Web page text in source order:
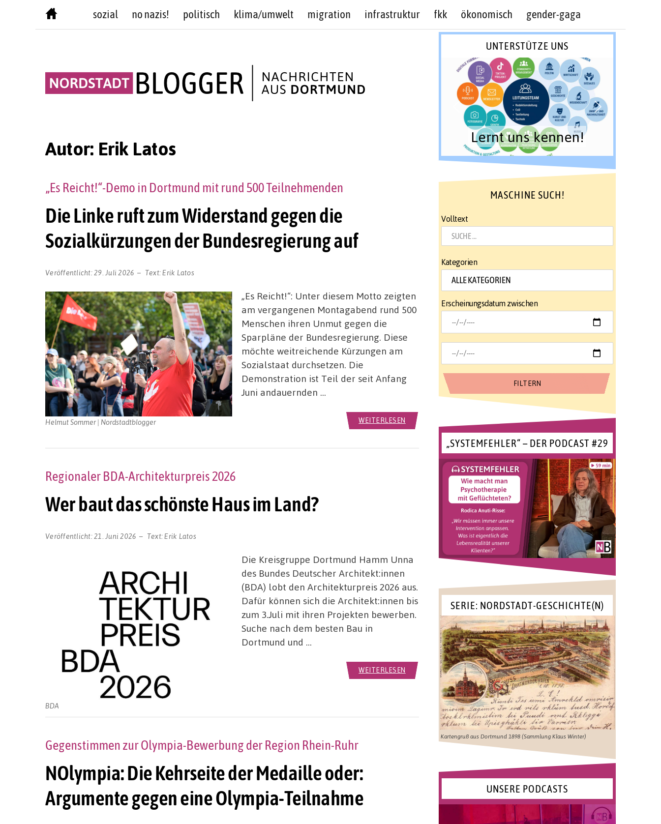
sozial no nazis! politisch klima/umwelt migration infrastruktur fkk ökonomisch gender-gaga
Autor: Erik Latos
Die Linke ruft zum Widerstand gegen die
Sozialkürzungen der Bundesregierung auf
„Es Reicht!“-Demo in Dortmund mit rund 500 Teilnehmenden
Veröffentlicht:29. Juli 2026 Text:Erik Latos
Helmut Sommer | Nordstadtblogger
„Es Reicht!“: Unter diesem Motto zeigten
am vergangenen Montagabend rund 500
Menschen ihren Unmut gegen die
Sparpläne der Bundesregierung. Diese
möchte weitreichende Kürzungen am
Sozialstaat durchsetzen. Die
Demonstration ist Teil der seit Anfang
Juni andauernden …
WEITERLESEN
Wer baut das schönste Haus im Land?
Regionaler BDA-Architekturpreis 2026
Veröffentlicht:21. Juni 2026 Text:Erik Latos
BDA
Die Kreisgruppe Dortmund Hamm Unna
des Bundes Deutscher Architekt:innen
(BDA) lobt den Architekturpreis 2026 aus.
Dafür können sich die Architekt:innen bis
zum 3.Juli mit ihren Projekten bewerben.
Suche nach dem besten Bau in
Dortmund und …
WEITERLESEN
NOlympia: Die Kehrseite der Medaille oder:
Argumente gegen eine Olympia-Teilnahme
Gegenstimmen zur Olympia-Bewerbung der Region Rhein-Ruhr
UNTERSTÜTZE UNS
Lernt uns kennen!
MASCHINE SUCH!
Volltext
Kategorien
Erscheinungsdatum zwischen
„SYSTEMFEHLER“ – DER PODCAST #29
SERIE: NORDSTADT-GESCHICHTE(N)
Kartengruß aus Dortmund 1898 (Sammlung Klaus Winter)
UNSERE PODCASTS